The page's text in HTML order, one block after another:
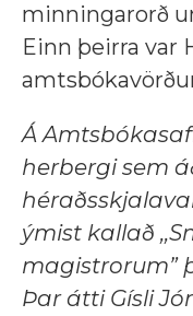
minningarorð
Einn þeirra var
Á
herbergi sem
ýmist kallað
magistrorum”
Þar átti Gísli